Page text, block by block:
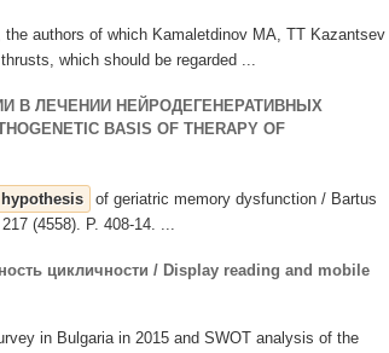
the authors of which Kamaletdinov MA, TT Kazantsev
which should be regarded ...
В ЛЕЧЕНИИ НЕЙРОДЕГЕНЕРАТИВНЫХ
BASIS OF THERAPY OF
hypothesis
of geriatric memory dysfunction / Bartus
(4558). P. 408-14. ...
цикличности / Display reading and mobile
in Bulgaria in 2015 and SWOT analysis of the